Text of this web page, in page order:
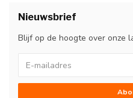
Nieuwsbrief
Blijf op de hoogte over onze